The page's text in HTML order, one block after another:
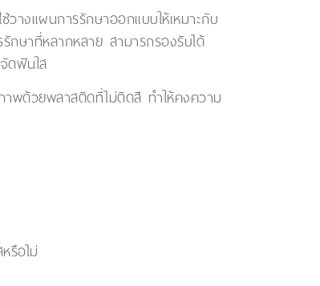
างแผนการรักษาออกแบบให้เหมาะกับ
ษาที่หลากหลาย สามารถรองรับได้
ดฟันใส
พด้วยพลาสติดที่ไม่ติดสี ทำให้คงความ
รือไม่